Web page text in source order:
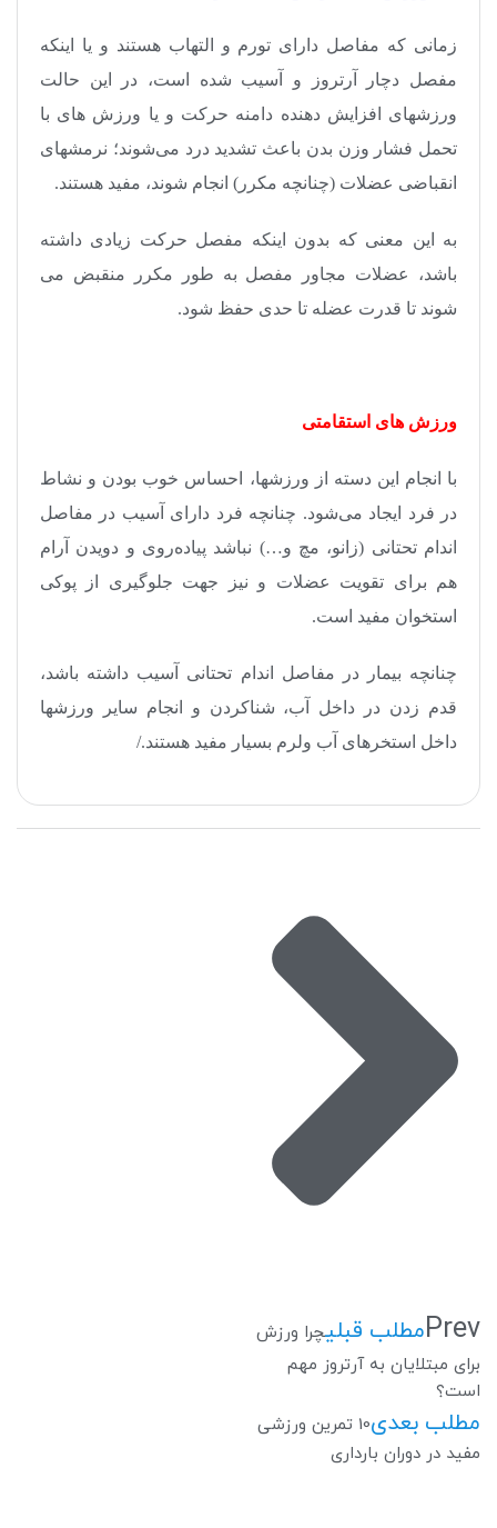
زمانی که مفاصل دارای تورم و التهاب هستند و یا اینکه
مفصل دچار آرتروز و آسیب شده است، در این حالت
ورزش­های افزایش دهنده دامنه حرکت و یا ورزش های با
تحمل فشار وزن بدن باعث تشدید درد می‌شوند؛ نرمش­های
انقباضی عضلات (چنانچه مکرر) انجام شوند، مفید هستند.
به این معنی که بدون اینکه مفصل حرکت زیادی داشته
باشد، عضلات مجاور مفصل به طور مکرر منقبض می
شوند تا قدرت عضله تا حدی حفظ شود.
ورزش های استقامتی
با انجام این دسته از ورزش­ها، احساس خوب بودن و نشاط
در فرد ایجاد می‌شود. چنانچه فرد دارای آسیب در مفاصل
اندام تحتانی (زانو، مچ و…) نباشد پیاده‌روی و دویدن آرام
هم برای تقویت عضلات و نیز جهت جلوگیری از پوکی
استخوان مفید است.
چنانچه بیمار در مفاصل اندام تحتانی آسیب داشته باشد،
قدم زدن در داخل آب، شناکردن و انجام سایر ورزش­ها
داخل استخرهای آب ولرم بسیار مفید هستند./
Prevمطلب قبلیچرا ورزش
برای مبتلایان به آرتروز مهم
است؟
مطلب بعدی
10 تمرین ورزشی
مفید در دوران بارداری